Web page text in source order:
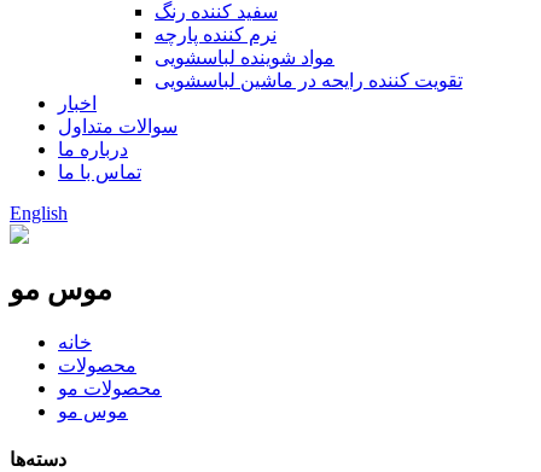
سفید کننده رنگ
نرم کننده پارچه
مواد شوینده لباسشویی
تقویت کننده رایحه در ماشین لباسشویی
اخبار
سوالات متداول
درباره ما
تماس با ما
English
موس مو
خانه
محصولات
محصولات مو
موس مو
دسته‌ها